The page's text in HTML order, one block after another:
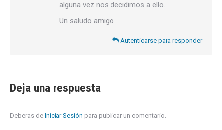
alguna vez nos decidimos a ello.
Un saludo amigo
Autenticarse para responder
Deja una respuesta
Deberas de Iniciar Sesión para publicar un comentario.